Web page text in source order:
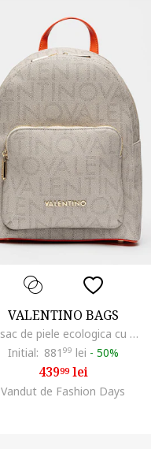
VALENTINO BAGS
Rucsac de piele ecologica cu model logo Regina, Maro inchis/Gri deschis/Portocaliu mandarina
Initial: 881 99 lei - 50%
43999lei
Vandut de Fashion Days